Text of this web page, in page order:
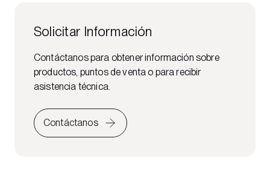
Solicitar Información
Contáctanos para obtener información sobre
productos, puntos de venta o para recibir
asistencia técnica.
Contáctanos